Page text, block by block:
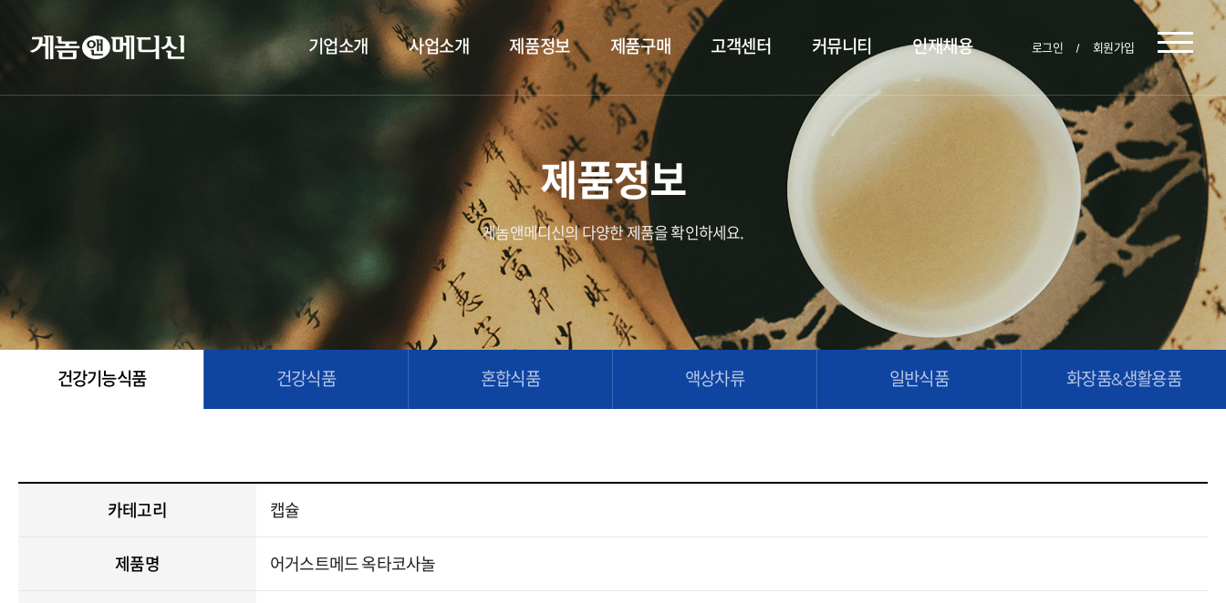
기업소개 사업소개 제품정보 제품구매 고객센터 커뮤니티 인재채용 로그인 회원가입
제품정보
게놈앤메디신의 다양한 제품을 확인하세요.
건강기능식품 건강식품 혼합식품 액상차류 일반식품 화장품&생활용품
카테고리 캡슐
제품명 어거스트메드 옥타코사놀